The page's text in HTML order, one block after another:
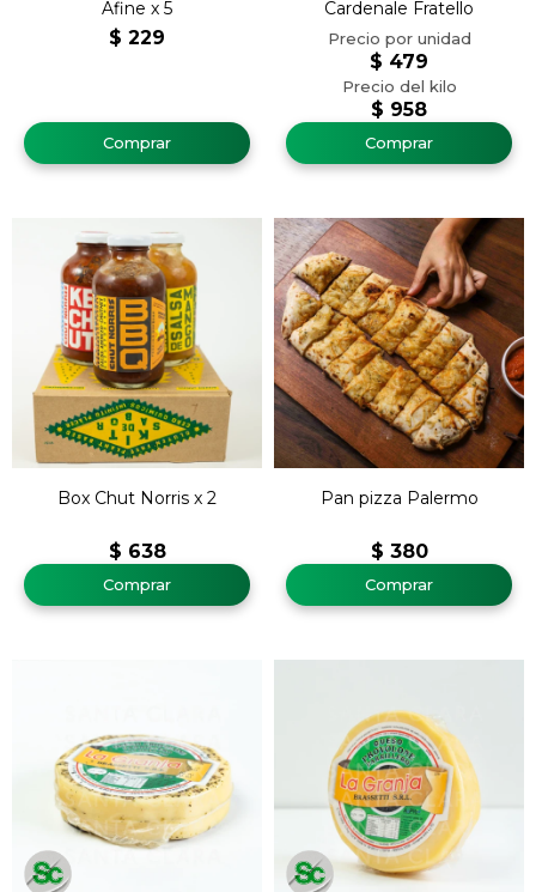
Afine x 5
$ 229
Cardenale Fratello
$ 958
$ 479
Box Chut Norris x 2
$ 638
Pan pizza Palermo
$ 380